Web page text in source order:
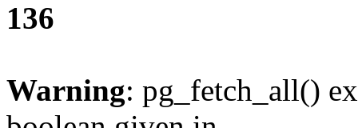
136
Warning: pg_fetch_all()